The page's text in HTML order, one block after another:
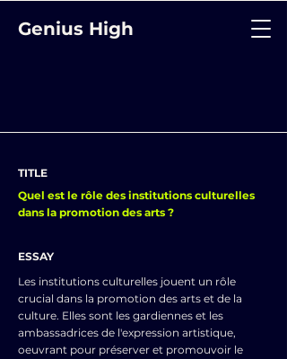
Genius High
TITLE
Quel est le rôle des institutions culturelles
dans la promotion des arts ?
ESSAY
Les institutions culturelles jouent un rôle
crucial dans la promotion des arts et de la
culture. Elles sont les gardiennes et les
ambassadrices de l'expression artistique,
oeuvrant pour préserver et promouvoir le